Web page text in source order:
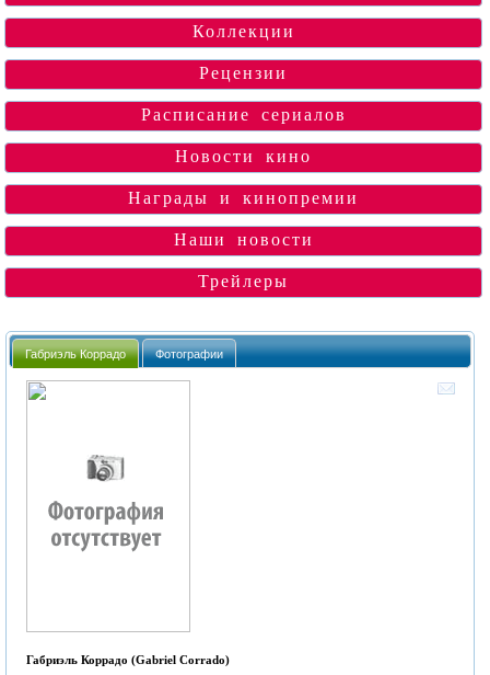
Коллекции
Рецензии
Расписание сериалов
Новости кино
Награды и кинопремии
Наши новости
Трейлеры
Габриэль Коррадо Фотографии
Габриэль Коррадо (Gabriel Corrado)